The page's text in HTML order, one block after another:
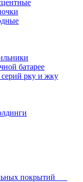
батарее
рку и жку
покрытий